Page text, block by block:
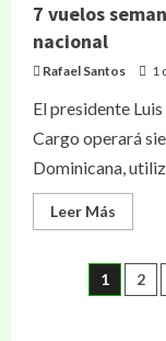
7 vuelos
nacional
Rafael Santos 1
El presidente
Cargo operará
Dominicana,
Leer Más
1 2